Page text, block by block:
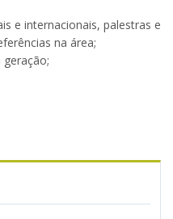
e internacionais, palestras e
na área;
geração;